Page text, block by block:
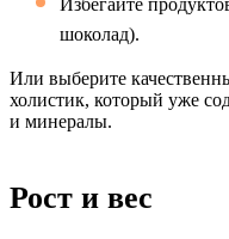
Избегайте
шоколад).
Или выберите
холистик, который уже
и минералы.
Рост и вес